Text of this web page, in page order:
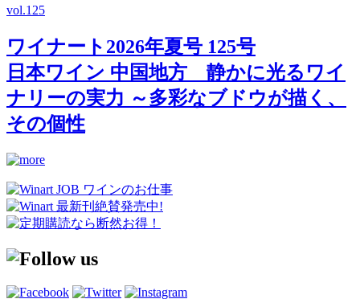
vol.125
ワイナート2026年夏号 125号
日本ワイン 中国地方 静かに光るワイ
ナリーの実力 ～多彩なブドウが描く、
その個性